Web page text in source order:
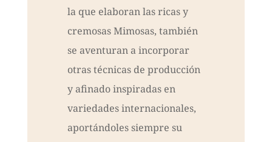
la que elaboran las ricas y
cremosas Mimosas, también
se aventuran a incorporar
otras técnicas de producción
y afinado inspiradas en
variedades internacionales,
aportándoles siempre su